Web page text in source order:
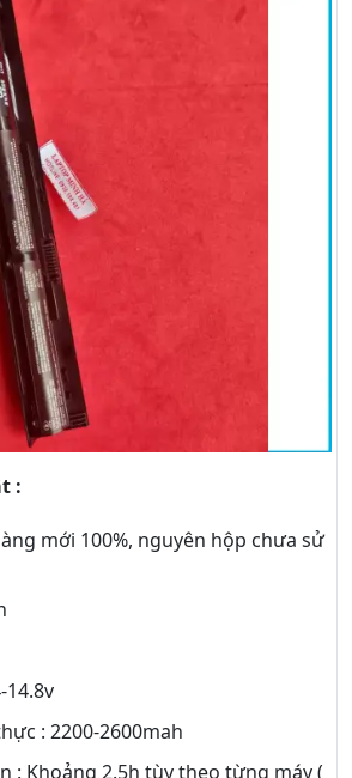
:
mới 100%, nguyên hộp chưa sử
14.8v
: 2200-2600mah
: Khoảng 2.5h tùy theo từng máy (